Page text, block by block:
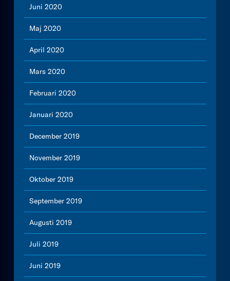
Juni 2020
Maj 2020
April 2020
Mars 2020
Februari 2020
Januari 2020
December 2019
November 2019
Oktober 2019
September 2019
Augusti 2019
Juli 2019
Juni 2019